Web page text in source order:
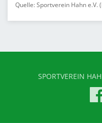
Quelle: Sportverein Hahn e.V.
SPORTVEREIN